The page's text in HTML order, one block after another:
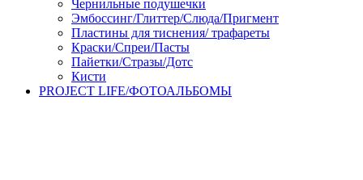
Чернильные подушечки
Эмбоссинг/Глиттер/Слюда/Пригмент
Пластины для тиснения/ трафареты
Краски/Спреи/Пасты
Пайетки/Стразы/Дотс
Кисти
PROJECT LIFE/ФОТОАЛЬБОМЫ